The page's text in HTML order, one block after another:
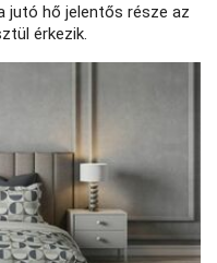
jutó hő jelentős része az
érkezik.